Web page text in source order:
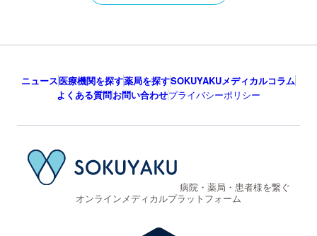
ニュース医療機関を探す薬局を探すSOKUYAKUメディカルコラム
よくある質問お問い合わせプライバシーポリシー
病院・薬局・患者様を繋ぐ
オンラインメディカルプラットフォーム